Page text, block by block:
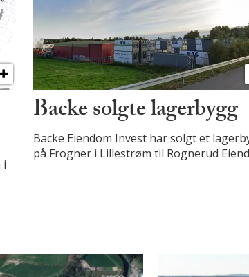
i
Backe solgte lagerbygg
Backe Eiendom Invest har solgt et
på Frogner i Lillestrøm til Rognerud